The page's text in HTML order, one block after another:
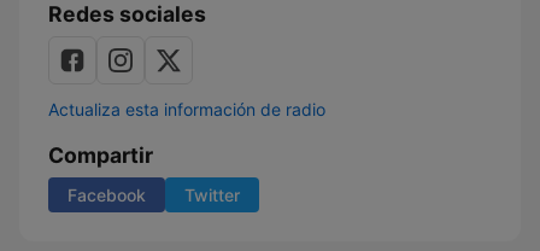
Redes sociales
Actualiza esta información de radio
Compartir
Facebook Twitter